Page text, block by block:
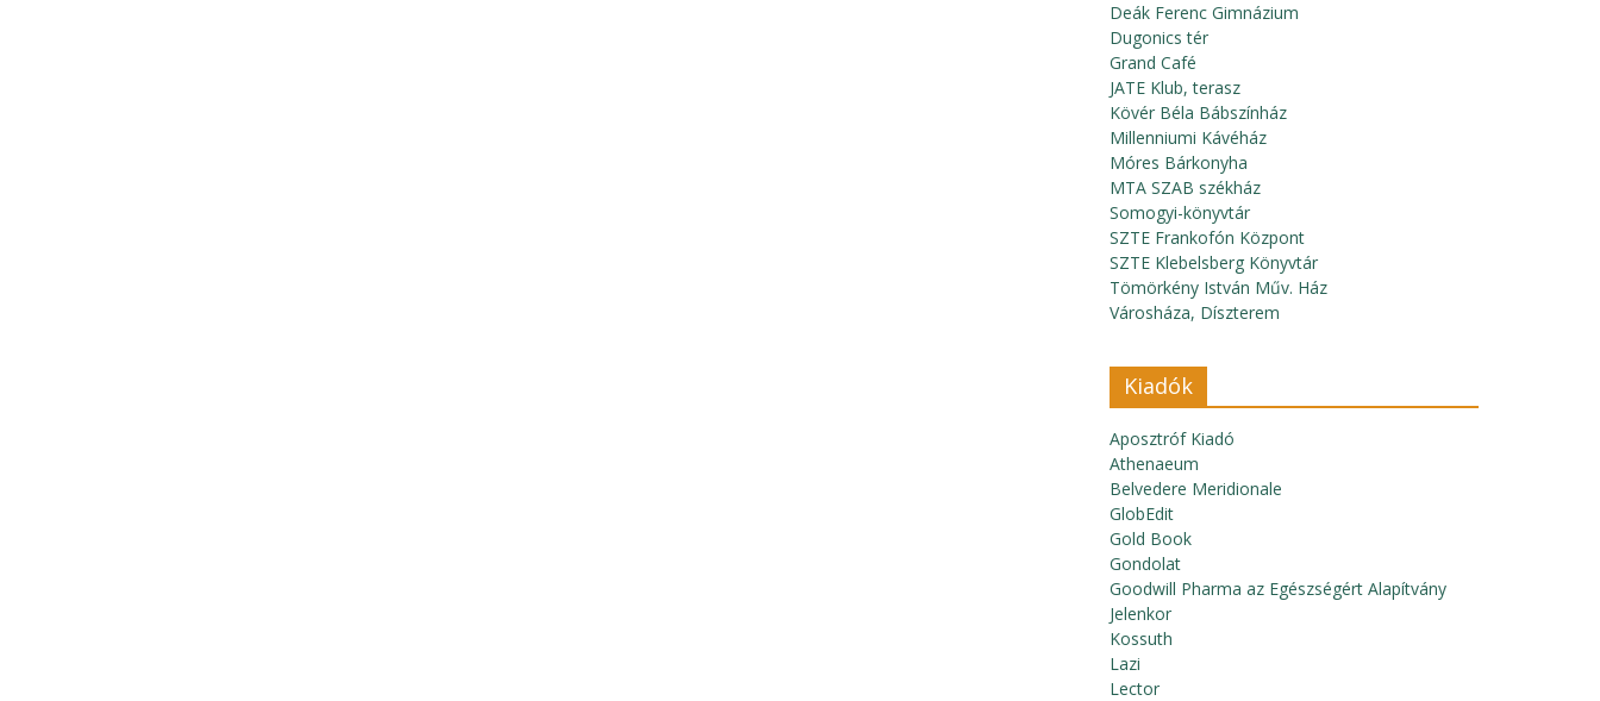
Deák Ferenc Gimnázium
Dugonics tér
Grand Café
JATE Klub, terasz
Kövér Béla Bábszínház
Millenniumi Kávéház
Móres Bárkonyha
MTA SZAB székház
Somogyi-könyvtár
SZTE Frankofón Központ
SZTE Klebelsberg Könyvtár
Tömörkény István Műv. Ház
Városháza, Díszterem
Kiadók
Aposztróf Kiadó
Athenaeum
Belvedere Meridionale
GlobEdit
Gold Book
Gondolat
Goodwill Pharma az Egészségért Alapítvány
Jelenkor
Kossuth
Lazi
Lector